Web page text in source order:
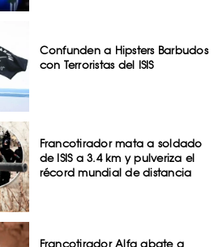
Confunden a Hipsters Barbudos
con Terroristas del ISIS
Francotirador mata a soldado
de ISIS a 3.4 km y pulveriza el
récord mundial de distancia
Francotirador Alfa abate a